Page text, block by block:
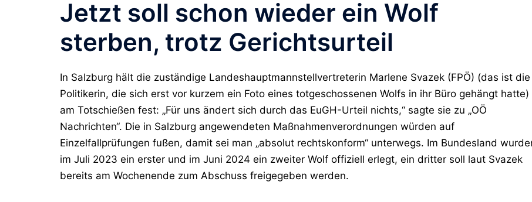
Jetzt soll schon wieder ein Wolf
sterben, trotz Gerichtsurteil
In Salzburg hält die zuständige Landeshauptmannstellvertreterin Marlene Svazek (FPÖ) (das ist die
Politikerin, die sich erst vor kurzem ein Foto eines totgeschossenen Wolfs in ihr Büro gehängt hatte)
am Totschießen fest: „Für uns ändert sich durch das EuGH-Urteil nichts,“ sagte sie zu „OÖ
Nachrichten“. Die in Salzburg angewendeten Maßnahmenverordnungen würden auf
Einzelfallprüfungen fußen, damit sei man „absolut rechtskonform“ unterwegs. Im Bundesland
im Juli 2023 ein erster und im Juni 2024 ein zweiter Wolf offiziell erlegt, ein dritter soll laut Svazek
bereits am Wochenende zum Abschuss freigegeben werden.